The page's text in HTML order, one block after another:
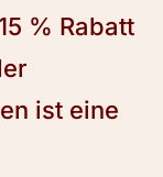
% Rabatt
ist eine